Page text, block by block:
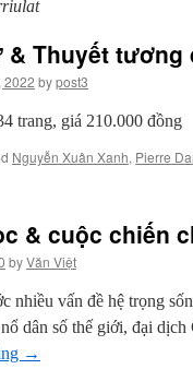
Thuyết tương
2022 bypost3
trang, giá 210.000 đồng
Nguyễn Xuân Xanh, Pierre
& cuộc chiến
byVăn Việt
nhiều vấn đề hệ trọng
dân số thế giới, đại
→